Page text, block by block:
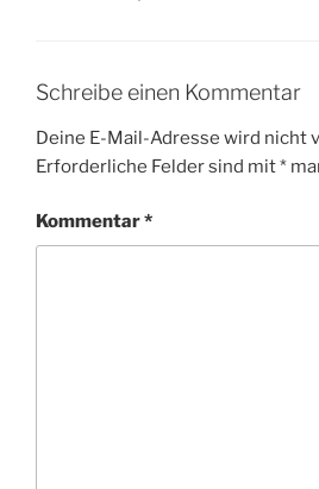
Schreibe einen Kommentar
Deine E-Mail-Adresse wird nicht
Erforderliche Felder sind mit*
Kommentar*